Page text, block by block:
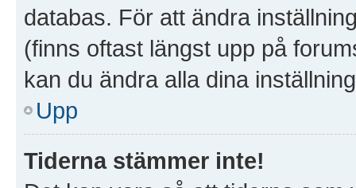
databas. För att ändra
(finns oftast längst upp på
kan du ändra alla dina
Upp
Tiderna stämmer inte!